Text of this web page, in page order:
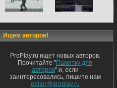
Ищем авторов!
ProPlay.ru ищет новых авторов.
Прочитайте "Памятку для
авторов" и, если
заинтересовались, пишите нам
editor@proplay.ru